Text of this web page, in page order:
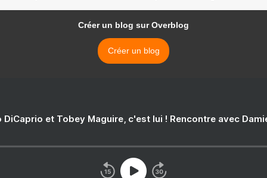
Créer un blog sur Overblog
Créer un blog
DiCaprio et Tobey Maguire, c'est lui ! Rencontre avec